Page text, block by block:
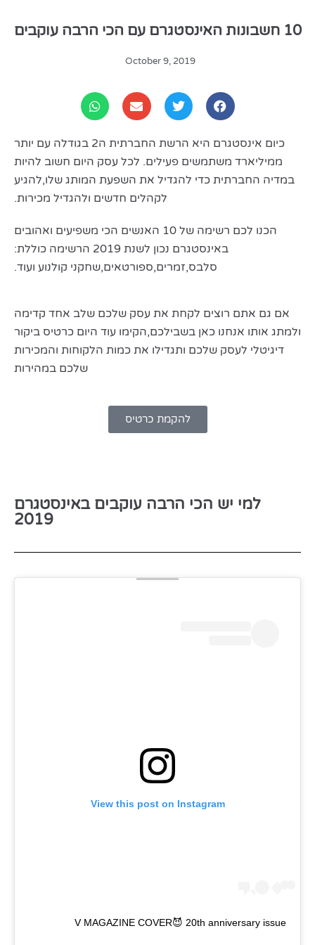
10 חשבונות האינסטגרם עם הכי הרבה עוקבים
October 9, 2019
כיום אינסטגרם היא הרשת החברתית ה2 בגודלה עם יותר
ממיליארד משתמשים פעילים. לכל עסק היום חשוב להיות
במדיה החברתית כדי להגדיל את השפעת המותג שלו,להגיע
לקהלים חדשים ולהגדיל מכירות.
הכנו לכם רשימה של 10 האנשים הכי משפיעים ואהובים
באינסטגרם נכון לשנת 2019 הרשימה כוללת:
סלבס,זמרים,ספורטאים,שחקני קולנוע ועוד.
אם גם אתם רוצים לקחת את עסק שלכם שלב אחד קדימה
ולמתג אותו אנחנו כאן בשבילכם,הקימו עוד היום כרטיס ביקור
דיגיטלי לעסק שלכם ותגדילו את כמות הלקוחות והמכירות
שלכם במהירות
להקמת כרטיס
למי יש הכי הרבה עוקבים באינסטגרם
2019
View this post on Instagram
V MAGAZINE COVER😈 20th anniversary issue